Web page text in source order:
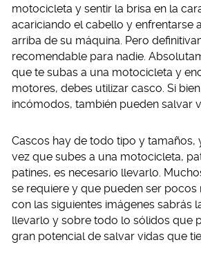
motocicleta y sentir la brisa en la
acariciando el cabello y enfrentarse
arriba de su máquina. Pero
recomendable para nadie.
que te subas a una motocicleta y
motores, debes utilizar casco. Si
incómodos, también pueden salvar
Cascos hay de todo tipo y tamaños,
vez que subes a una motocicleta,
patines, es necesario llevarlo.
se requiere y que pueden ser pocos
con las siguientes imágenes sabrás
llevarlo y sobre todo lo sólidos que
gran potencial de salvar vidas que